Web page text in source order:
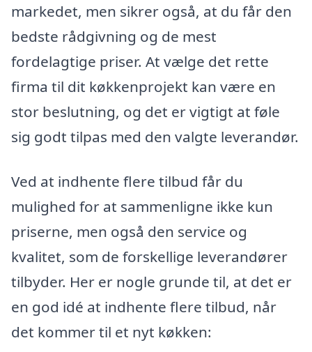
markedet, men sikrer også, at du får den
bedste rådgivning og de mest
fordelagtige priser. At vælge det rette
firma til dit køkkenprojekt kan være en
stor beslutning, og det er vigtigt at føle
sig godt tilpas med den valgte leverandør.
Ved at indhente flere tilbud får du
mulighed for at sammenligne ikke kun
priserne, men også den service og
kvalitet, som de forskellige leverandører
tilbyder. Her er nogle grunde til, at det er
en god idé at indhente flere tilbud, når
det kommer til et nyt køkken: